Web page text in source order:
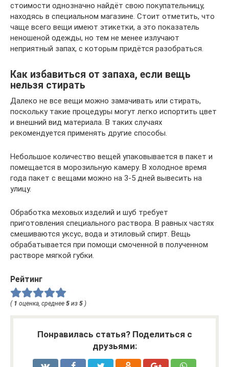
стоимости однозначно найдёт свою покупательницу,
находясь в специальном магазине. Стоит отметить, что
чаще всего вещи имеют этикетки, а это показатель
неношеной одежды, но тем не менее излучают
неприятный запах, с которым придётся разобраться.
Как избавиться от запаха, если вещь
нельзя стирать
Далеко не все вещи можно замачивать или стирать,
поскольку такие процедуры могут легко испортить цвет
и внешний вид материала. В таких случаях
рекомендуется применять другие способы.
Небольшое количество вещей упаковывается в пакет и
помещается в морозильную камеру. В холодное время
года пакет с вещами можно на 3-5 дней вывесить на
улицу.
Обработка меховых изделий и шуб требует
приготовления специального раствора. В равных частях
смешиваются уксус, вода и этиловый спирт. Вещь
обрабатывается при помощи смоченной в полученном
растворе мягкой губки.
Рейтинг
( 1 оценка, среднее 5 из 5 )
Понравилась статья? Поделиться с
друзьями: